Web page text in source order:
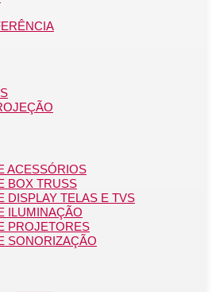
ACESSÓRIOS
BOX TRUSS
DISPLAY TELAS E TVS
ILUMINAÇÃO
PROJETORES
SONORIZAÇÃO